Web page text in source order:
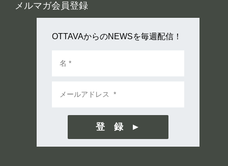
メルマガ会員登録
OTTAVAからのNEWSを毎週配信！
登 録